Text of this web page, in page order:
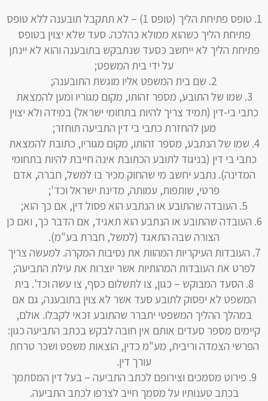
טופס פתיחת הליך (טופס 1) – לא תתקבל תובענה ללא טופס
פתיחת הליך כשהוא ממולא כהלכה. סעד שלא יצוין בטופס
פתיחת הליך לא ייחשב כסעד שנתבקש בתובענה והוא לא יינתן
על ידי בית המשפט;
שם בית המשפט אליו מוגשת התובענה;
שמו של התובע, מספר זהותו, מקום מגוריו ומען להמצאת
כתבי בי-דין (תמיד צריך להיות בתחומי ישראל) במידה ולא יצוין
מען להחזרת כתבי בי דין התביעה תוחזר;
שמו של הנתבע, מספר זהותו, מקום מגוריו, כתובת להמצאת
כתבי בי דין (בניגוד לתובע הכתובת אינה חייבת להיות בתחומי
המדינה). נתבע יחשב מי שהחוק מכיר בו למשל, חברה, אדם
פרטי, שותפות, עמותה, מדינת ישראל וכד';
העובדה שהתובע או הנתבע הוא פסול דין, אם כך הוא;
העובדה שהתובע או הנתבע הוא תאגיד, אם הדבר כך, ואם כן
הצורה שבה התאגד (למשל, חברת בע"מ).
העובדות העיקריות המהוות את נסיבות המקרה. למעשה צריך
לפרט את העובדות המהותיות אשר יוצרות את עילת התביעה;
הסעד המבוקש – כגון, צו לתשלום כסף, צו עשה וכד'. בית
המשפט לא יפסוק לתובע סעד אשר לא צוין בתובענה, גם אם
במהלך ההליך המשפטי יתברר שהתובע זכאי לקבלו. אולם,
קיימים מספר סעדים אותם אין חובה לבקש בכתב התביעה כגון:
הפרשי הצמדה וריבית, מע"מ כדין, הוצאות משפט ושכר טרחת
עורך דין.
פירוט מסמכים וצירופם לכתב התביעה – בעל דין המסתמך
בכתב טענותיו על מסמך חייב לצרפו לכתב התביעה.